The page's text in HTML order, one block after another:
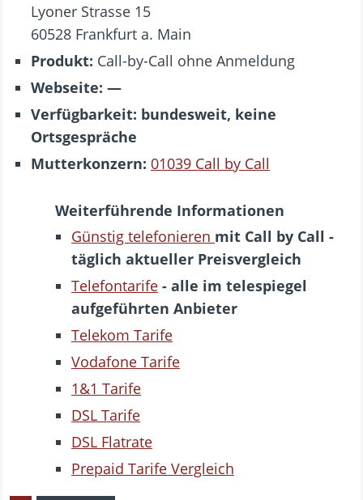
Lyoner Strasse 15
60528 Frankfurt a. Main
Produkt: Call-by-Call ohne Anmeldung
Webseite: —
Verfügbarkeit: bundesweit, keine
Ortsgespräche
Mutterkonzern: 01039 Call by Call
Weiterführende Informationen
Günstig telefonieren mit Call by Call -
täglich aktueller Preisvergleich
Telefontarife - alle im telespiegel
aufgeführten Anbieter
Telekom Tarife
Vodafone Tarife
1&1 Tarife
DSL Tarife
DSL Flatrate
Prepaid Tarife Vergleich